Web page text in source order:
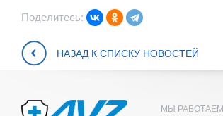
Поделитесь:
НАЗАД К СПИСКУ НОВОСТЕЙ
МЫ РАБОТАЕМ